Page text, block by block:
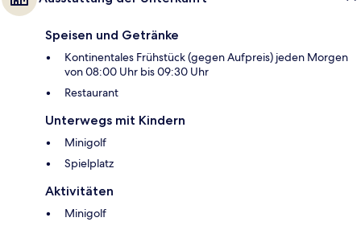
Speisen und Getränke
Kontinentales Frühstück (gegen Aufpreis) jeden Morgen
von 08:00 Uhr bis 09:30 Uhr
Restaurant
Unterwegs mit Kindern
Minigolf
Spielplatz
Aktivitäten
Minigolf